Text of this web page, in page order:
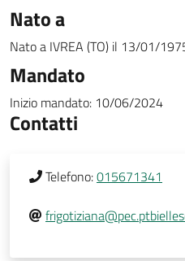
Nato a
Nato a IVREA (TO) il 13/01/
Mandato
Inizio mandato: 10/06/2024
Contatti
Telefono:015671341